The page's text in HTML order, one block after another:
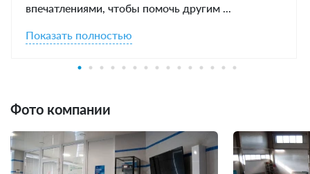
впечатлениями, чтобы помочь другим ...
Показать полностью
Фото компании